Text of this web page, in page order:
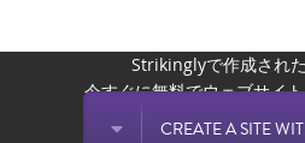
キャンセル
CREATE A SITE
Strikinglyで作成された
今すぐに無料でウェブサイ
今すぐ始め